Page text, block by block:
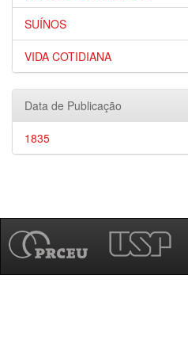
SUÍNOS
VIDA COTIDIANA
Data de Publicação
1835